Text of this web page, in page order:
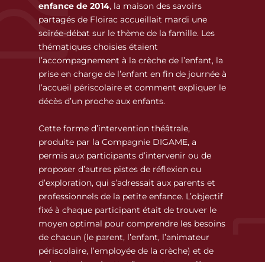
enfance de 2014, la maison des savoirs
partagés de Floirac accueillait mardi une
soirée-débat sur le thème de la famille. Les
thématiques choisies étaient
l’accompagnement à la crèche de l’enfant, la
prise en charge de l’enfant en fin de journée à
l’accueil périscolaire et comment expliquer le
décès d’un proche aux enfants.
Cette forme d’intervention théâtrale,
produite par la Compagnie DIGAME, a
permis aux participants d’intervenir ou de
proposer d’autres pistes de réflexion ou
d’exploration, qui s’adressait aux parents et
professionnels de la petite enfance. L’objectif
fixé à chaque participant était de trouver le
moyen optimal pour comprendre les besoins
de chacun (le parent, l’enfant, l’animateur
périscolaire, l’employée de la crèche) et de